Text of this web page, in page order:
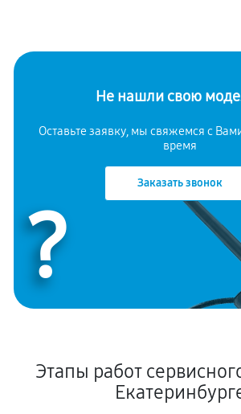
Не нашли свою
Оставьте заявку, мы свяжемся с
время
Заказать звонок
?
Этапы работ